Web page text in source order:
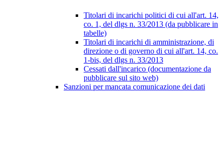
Titolari di incarichi politici di cui all'art. 14,
co. 1, del dlgs n. 33/2013 (da pubblicare in
tabelle)
Titolari di incarichi di amministrazione, di
direzione o di governo di cui all'art. 14, co.
1-bis, del dlgs n. 33/2013
Cessati dall'incarico (documentazione da
pubblicare sul sito web)
Sanzioni per mancata comunicazione dei dati